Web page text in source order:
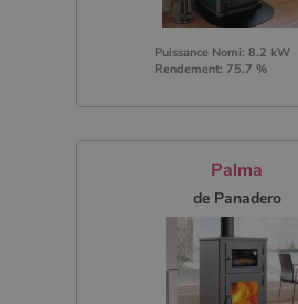
Puissance Nomi: 8.2 kW
Rendement: 75.7 %
Palma
de Panadero